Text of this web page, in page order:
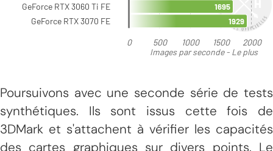
Poursuivons avec une seconde série de tests
synthétiques. Ils sont issus cette fois de
3DMark et s'attachent à vérifier les capacités
des cartes graphiques sur divers points. Le